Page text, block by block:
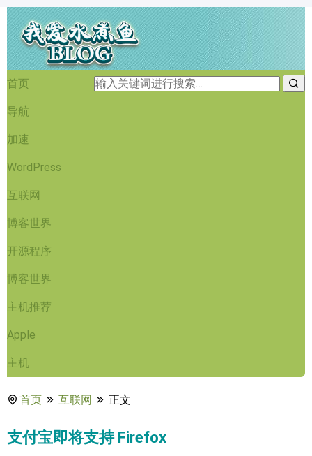
首页
导航
加速
WordPress
互联网
博客世界
开源程序
博客世界
主机推荐
Apple
主机
首页 互联网 正文
支付宝即将支持 Firefox